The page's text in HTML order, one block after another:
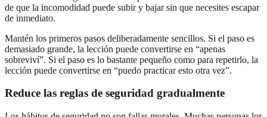
de que la incomodidad puede subir y bajar sin que necesites escapar
de inmediato.
Mantén los primeros pasos deliberadamente sencillos. Si el paso es
demasiado grande, la lección puede convertirse en “apenas
sobreviví”. Si el paso es lo bastante pequeño como para repetirlo, la
lección puede convertirse en “puedo practicar esto otra vez”.
Reduce las reglas de seguridad gradualmente